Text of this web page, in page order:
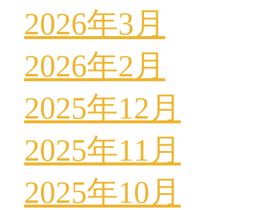
2026年3月
2026年2月
2025年12月
2025年11月
2025年10月